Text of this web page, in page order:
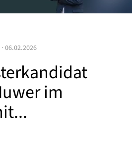
im
· 06.02.2026